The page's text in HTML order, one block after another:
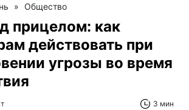
» Общество
прицелом: как
действовать при
угрозы во время
3 мин